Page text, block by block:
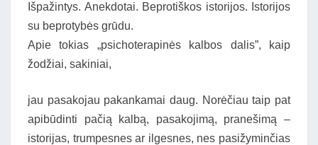
Išpažintys. Anekdotai. Beprotiškos istorijos. Istorijos
su beprotybės grūdu.
Apie tokias „psichoterapinės kalbos dalis”, kaip
žodžiai, sakiniai,
jau pasakojau pakankamai daug. Norėčiau taip pat
apibūdinti pačią kalbą, pasakojimą, pranešimą –
istorijas, trumpesnes ar ilgesnes, nes pasižyminčias